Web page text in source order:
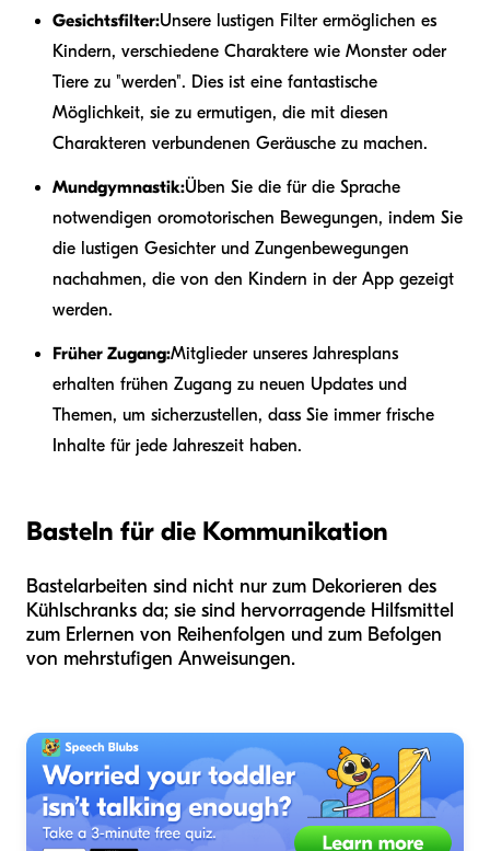
Gesichtsfilter:Unsere lustigen Filter ermöglichen es
Kindern, verschiedene Charaktere wie Monster oder
Tiere zu "werden". Dies ist eine fantastische
Möglichkeit, sie zu ermutigen, die mit diesen
Charakteren verbundenen Geräusche zu machen.
Mundgymnastik:Üben Sie die für die Sprache
notwendigen oromotorischen Bewegungen, indem Sie
die lustigen Gesichter und Zungenbewegungen
nachahmen, die von den Kindern in der App gezeigt
werden.
Früher Zugang:Mitglieder unseres Jahresplans
erhalten frühen Zugang zu neuen Updates und
Themen, um sicherzustellen, dass Sie immer frische
Inhalte für jede Jahreszeit haben.
Basteln für die Kommunikation
Bastelarbeiten sind nicht nur zum Dekorieren des
Kühlschranks da; sie sind hervorragende Hilfsmittel
zum Erlernen von Reihenfolgen und zum Befolgen
von mehrstufigen Anweisungen.